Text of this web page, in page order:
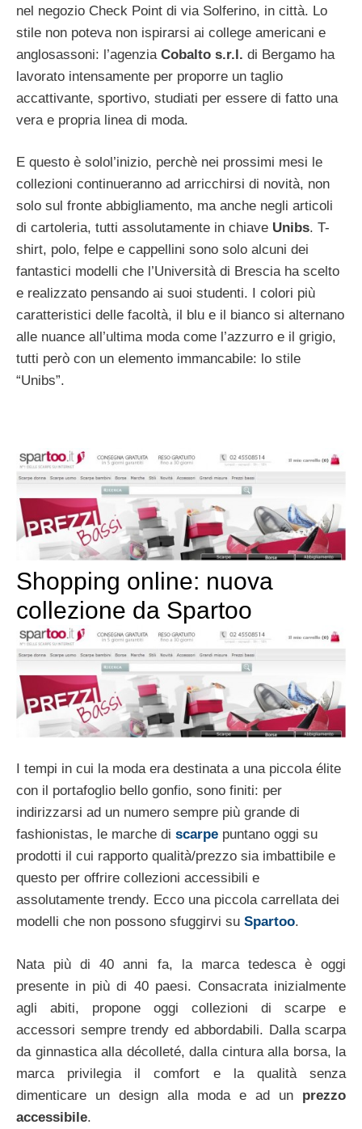
nel negozio Check Point di via Solferino, in città. Lo
stile non poteva non ispirarsi ai college americani e
anglosassoni: l’agenzia Cobalto s.r.l. di Bergamo ha
lavorato intensamente per proporre un taglio
accattivante, sportivo, studiati per essere di fatto una
vera e propria linea di moda.
E questo è solol’inizio, perchè nei prossimi mesi le
collezioni continueranno ad arricchirsi di novità, non
solo sul fronte abbigliamento, ma anche negli articoli
di cartoleria, tutti assolutamente in chiave Unibs. T-
shirt, polo, felpe e cappellini sono solo alcuni dei
fantastici modelli che l’Università di Brescia ha scelto
e realizzato pensando ai suoi studenti. I colori più
caratteristici delle facoltà, il blu e il bianco si alternano
alle nuance all’ultima moda come l’azzurro e il grigio,
tutti però con un elemento immancabile: lo stile
“Unibs”.
Shopping online: nuova
collezione da Spartoo
I tempi in cui la moda era destinata a una piccola élite
con il portafoglio bello gonfio, sono finiti: per
indirizzarsi ad un numero sempre più grande di
fashionistas, le marche di scarpe puntano oggi su
prodotti il cui rapporto qualità/prezzo sia imbattibile e
questo per offrire collezioni accessibili e
assolutamente trendy. Ecco una piccola carrellata dei
modelli che non possono sfuggirvi su Spartoo.
Nata più di 40 anni fa, la marca tedesca è oggi
presente in più di 40 paesi. Consacrata inizialmente
agli abiti, propone oggi collezioni di scarpe e
accessori sempre trendy ed abbordabili. Dalla scarpa
da ginnastica alla décolleté, dalla cintura alla borsa, la
marca privilegia il comfort e la qualità senza
dimenticare un design alla moda e ad un prezzo
accessibile.